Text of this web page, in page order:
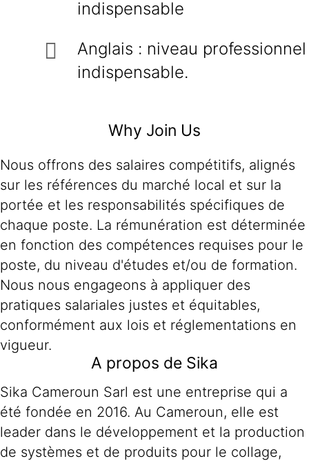
indispensable
Anglais : niveau professionnel
indispensable.
Why Join Us
Nous offrons des salaires compétitifs, alignés
sur les références du marché local et sur la
portée et les responsabilités spécifiques de
chaque poste. La rémunération est déterminée
en fonction des compétences requises pour le
poste, du niveau d'études et/ou de formation.
Nous nous engageons à appliquer des
pratiques salariales justes et équitables,
conformément aux lois et réglementations en
vigueur.
A propos de Sika
Sika Cameroun Sarl est une entreprise qui a
été fondée en 2016. Au Cameroun, elle est
leader dans le développement et la production
de systèmes et de produits pour le collage,